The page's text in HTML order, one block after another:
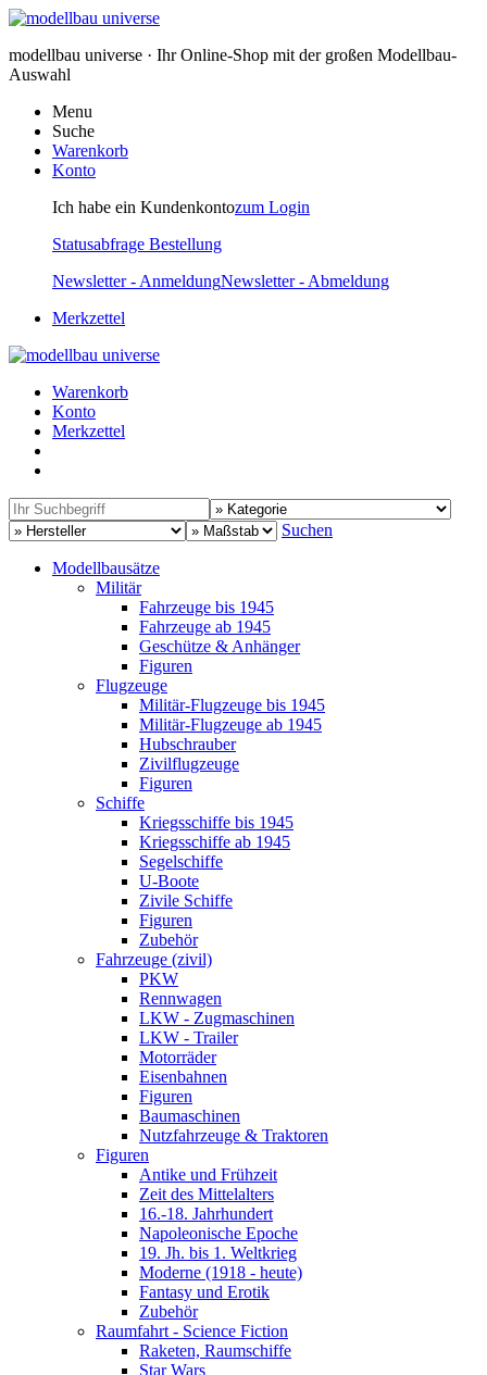
modellbau universe · Ihr Online-Shop mit der großen Modellbau-
Auswahl
Menu
Suche
Warenkorb
Konto
Ich habe ein Kundenkontozum Login
Statusabfrage Bestellung
Newsletter - AnmeldungNewsletter - Abmeldung
Merkzettel
Warenkorb
Konto
Merkzettel
Suchen
Modellbausätze
Militär
Fahrzeuge bis 1945
Fahrzeuge ab 1945
Geschütze & Anhänger
Figuren
Flugzeuge
Militär-Flugzeuge bis 1945
Militär-Flugzeuge ab 1945
Hubschrauber
Zivilflugzeuge
Figuren
Schiffe
Kriegsschiffe bis 1945
Kriegsschiffe ab 1945
Segelschiffe
U-Boote
Zivile Schiffe
Figuren
Zubehör
Fahrzeuge (zivil)
PKW
Rennwagen
LKW - Zugmaschinen
LKW - Trailer
Motorräder
Eisenbahnen
Figuren
Baumaschinen
Nutzfahrzeuge & Traktoren
Figuren
Antike und Frühzeit
Zeit des Mittelalters
16.-18. Jahrhundert
Napoleonische Epoche
19. Jh. bis 1. Weltkrieg
Moderne (1918 - heute)
Fantasy und Erotik
Zubehör
Raumfahrt - Science Fiction
Raketen, Raumschiffe
Star Wars